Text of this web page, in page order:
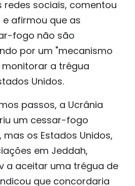
redes sociais, comentou
afirmou que as
fogo não são
por um "mecanismo
a trégua
Unidos.
passos, a Ucrânia
um cessar-fogo
os Estados Unidos,
em Jeddah,
a aceitar uma trégua de
que concordaria